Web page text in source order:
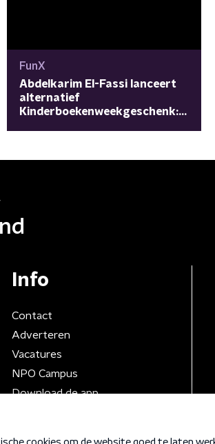
FunX
Abdelkarim El-Fassi lanceert
alternatief
Kinderboekenweekgeschenk:
Info
Contact
Adverteren
Vacatures
NPO Campus
Download de app